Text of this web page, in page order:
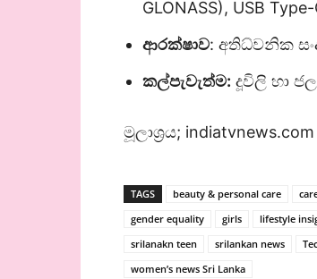
GLONASS), USB Type-
ආරක්ෂාව: අතිධ්වනික
කල්පැවැත්ම: දූවිලි හා
මූලාශ්‍රය; indiatvnews.com
TAGS beauty & personal care
gender equality
girls lifestyle
srilanakn teen
srilankan news
women’s news Sri Lanka